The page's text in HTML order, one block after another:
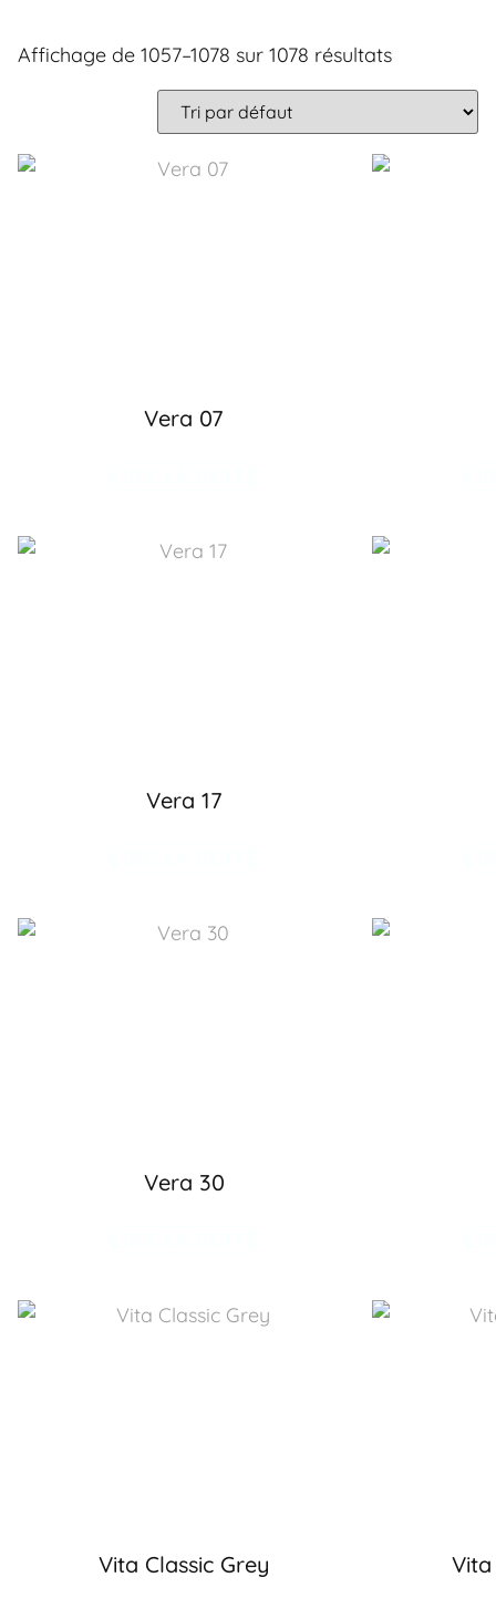
Affichage de 1057–1078 sur 1078 résultats
Vera 07
Vera 17
Vera 30
Vita Classic Grey